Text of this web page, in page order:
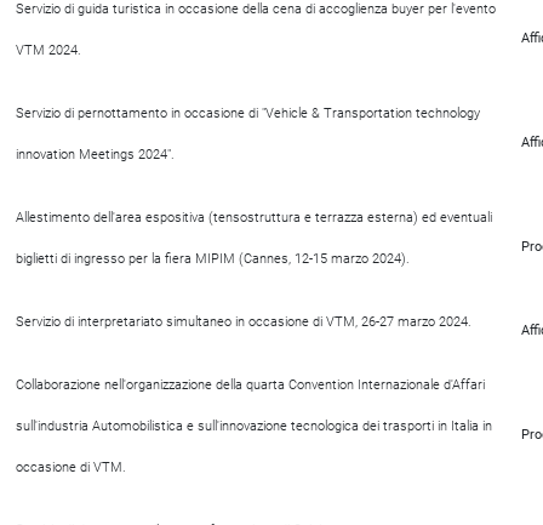
Servizio di guida turistica in occasione della cena di accoglienza buyer per l'evento
VTM 2024.
Servizio di pernottamento in occasione di "Vehicle & Transportation technology
innovation Meetings 2024".
Allestimento dell'area espositiva (tensostruttura e terrazza esterna) ed eventuali
biglietti di ingresso per la fiera MIPIM (Cannes, 12-15 marzo 2024).
Servizio di interpretariato simultaneo in occasione di VTM, 26-27 marzo 2024.
Collaborazione nell'organizzazione della quarta Convention Internazionale d'Affari
sull'industria Automobilistica e sull'innovazione tecnologica dei trasporti in Italia in
occasione di VTM.